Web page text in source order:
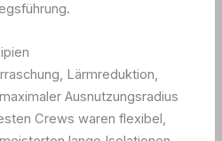
Lärmreduktion,
Ausnutzungsradius
Crews waren flexibel,